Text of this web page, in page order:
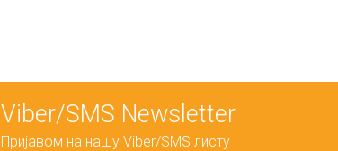
Viber/SMS Newsletter
Пријавом на нашу Viber/SMS листу